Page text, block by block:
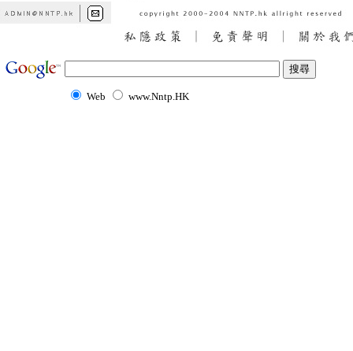
Web www.Nntp.HK